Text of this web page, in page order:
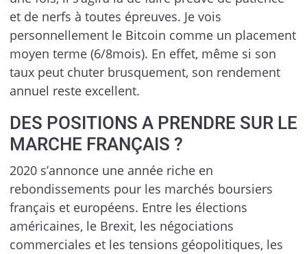
et de nerfs à toutes épreuves. Je vois
personnellement le Bitcoin comme un placement
moyen terme (6/8mois). En effet, même si son
taux peut chuter brusquement, son rendement
annuel reste excellent.
DES POSITIONS A PRENDRE SUR LE
MARCHE FRANÇAIS ?
2020 s’annonce une année riche en
rebondissements pour les marchés boursiers
français et européens. Entre les élections
américaines, le Brexit, les négociations
commerciales et les tensions géopolitiques, les